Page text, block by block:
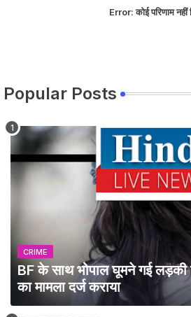
Error:कोई परिणाम नहीं
Popular Posts
CRIME
BF के साथ भोपाल घूमने गई लड़की
का मामला दर्ज कराया